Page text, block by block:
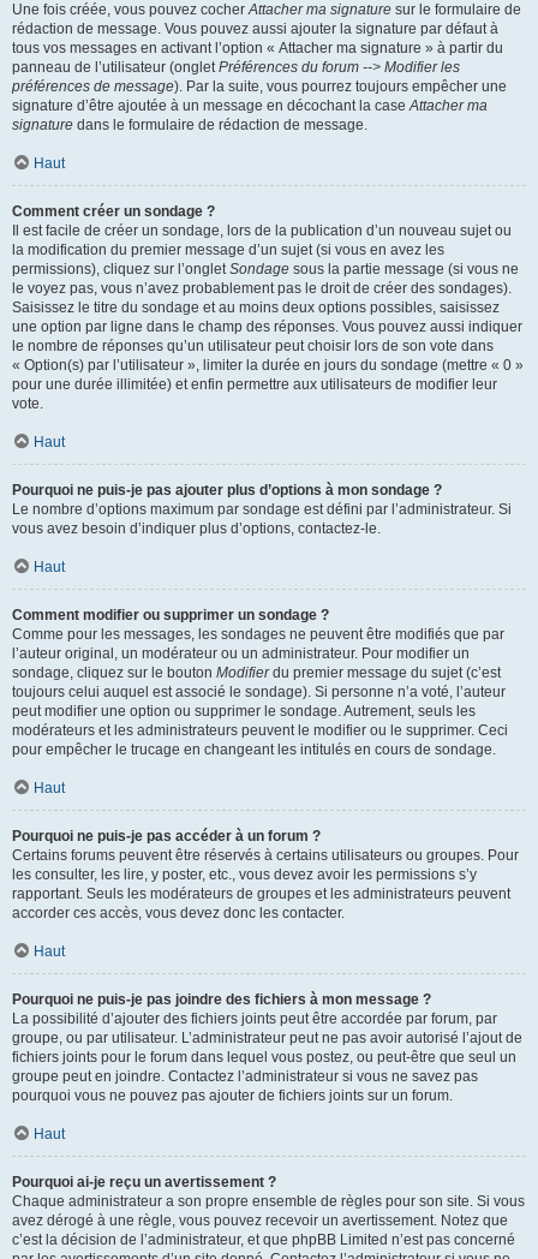
Une fois créée, vous pouvez cocherAttacher ma signature sur le formulaire de
rédaction de message. Vous pouvez aussi ajouter la signature par défaut à
tous vos messages en activant l’option « Attacher ma signature » à partir du
panneau de l’utilisateur (ongletPréférences du forum --> Modifier les
préférences de message). Par la suite, vous pourrez toujours empêcher une
signature d’être ajoutée à un message en décochant la caseAttacher ma
signature dans le formulaire de rédaction de message.
Haut
Comment créer un sondage ?
Il est facile de créer un sondage, lors de la publication d’un nouveau sujet ou
la modification du premier message d’un sujet (si vous en avez les
permissions), cliquez sur l’ongletSondage sous la partie message (si vous ne
le voyez pas, vous n’avez probablement pas le droit de créer des sondages).
Saisissez le titre du sondage et au moins deux options possibles, saisissez
une option par ligne dans le champ des réponses. Vous pouvez aussi indiquer
le nombre de réponses qu’un utilisateur peut choisir lors de son vote dans
« Option(s) par l’utilisateur », limiter la durée en jours du sondage (mettre « 0 »
pour une durée illimitée) et enfin permettre aux utilisateurs de modifier leur
vote.
Haut
Pourquoi ne puis-je pas ajouter plus d’options à mon sondage ?
Le nombre d’options maximum par sondage est défini par l’administrateur. Si
vous avez besoin d’indiquer plus d’options, contactez-le.
Haut
Comment modifier ou supprimer un sondage ?
Comme pour les messages, les sondages ne peuvent être modifiés que par
l’auteur original, un modérateur ou un administrateur. Pour modifier un
sondage, cliquez sur le bouton Modifierdu premier message du sujet (c’est
toujours celui auquel est associé le sondage). Si personne n’a voté, l’auteur
peut modifier une option ou supprimer le sondage. Autrement, seuls les
modérateurs et les administrateurs peuvent le modifier ou le supprimer. Ceci
pour empêcher le trucage en changeant les intitulés en cours de sondage.
Haut
Pourquoi ne puis-je pas accéder à un forum ?
Certains forums peuvent être réservés à certains utilisateurs ou groupes. Pour
les consulter, les lire, y poster, etc., vous devez avoir les permissions s’y
rapportant. Seuls les modérateurs de groupes et les administrateurs peuvent
accorder ces accès, vous devez donc les contacter.
Haut
Pourquoi ne puis-je pas joindre des fichiers à mon message ?
La possibilité d’ajouter des fichiers joints peut être accordée par forum, par
groupe, ou par utilisateur. L’administrateur peut ne pas avoir autorisé l’ajout de
fichiers joints pour le forum dans lequel vous postez, ou peut-être que seul un
groupe peut en joindre. Contactez l’administrateur si vous ne savez pas
pourquoi vous ne pouvez pas ajouter de fichiers joints sur un forum.
Haut
Pourquoi ai-je reçu un avertissement ?
Chaque administrateur a son propre ensemble de règles pour son site. Si vous
avez dérogé à une règle, vous pouvez recevoir un avertissement. Notez que
c’est la décision de l’administrateur, et que phpBB Limited n’est pas concerné